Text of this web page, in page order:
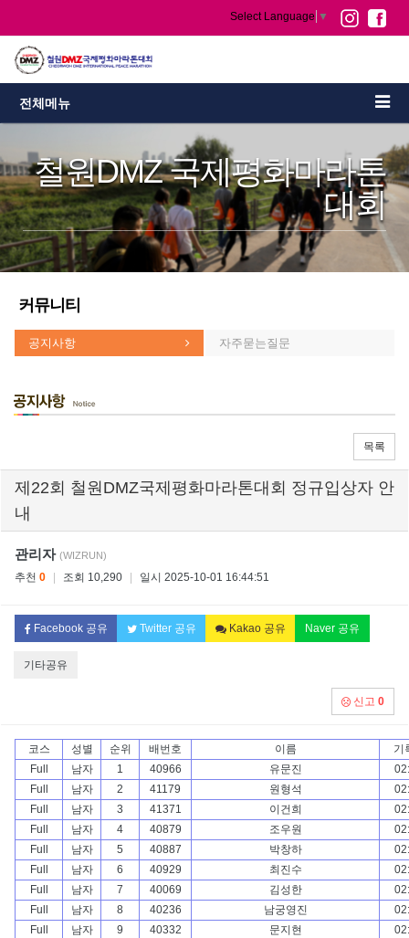
Select Language ▼
전체메뉴
철원DMZ 국제평화마라톤
대회
커뮤니티
공지사항 자주묻는질문
목록
제22회 철원DMZ국제평화마라톤대회 정규입상자 안
내
관리자 (WIZRUN)
추천 0 조회 10,290 일시 2025-10-01 16:44:51
Facebook 공유 Twitter 공유 Kakao 공유 Naver 공유
기타공유
신고 0
코스 성별 순위 배번호 이름
기
Full
남자 1 40966 유문진
Full
남자 2 41179 원형석
Full
남자 3 41371 이건희
Full
남자 4 40879 조우원
Full
남자 5 40887 박창하
Full
남자 6 40929 최진수
Full
남자 7 40069 김성한
Full
남자 8 40236 남궁영진
Full
남자 9 40332 문지현